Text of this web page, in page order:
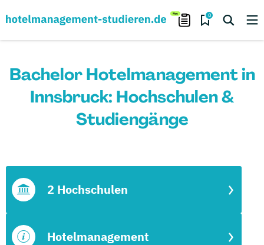
0
Bachelor Hotelmanagement in
Innsbruck: Hochschulen &
Studiengänge
Hotelmanagement
2 Hochschulen